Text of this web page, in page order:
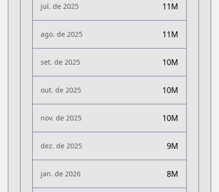
jul. de 2025 11M
ago. de 2025 11M
set. de 2025 10M
out. de 2025 10M
nov. de 2025 10M
dez. de 2025 9M
jan. de 2026 8M